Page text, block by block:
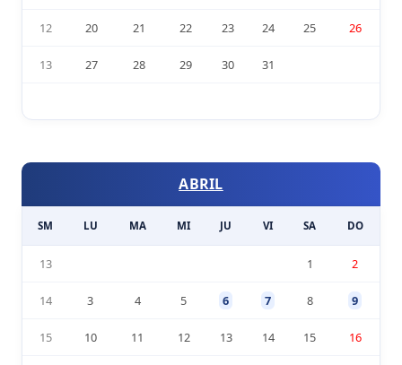
12 20 21 22 23 24 25 26
13 27 28 29 30 31
ABRIL
SM LU MA MI JU VI SA DO
13 1 2
14 3 4 5 6 7 8 9
15 10 11 12 13 14 15 16